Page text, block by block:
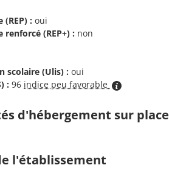
: oui
(REP+) : non
scolaire (Ulis) : oui
: 96 indice peu favorable
d'hébergement sur place
l'établissement